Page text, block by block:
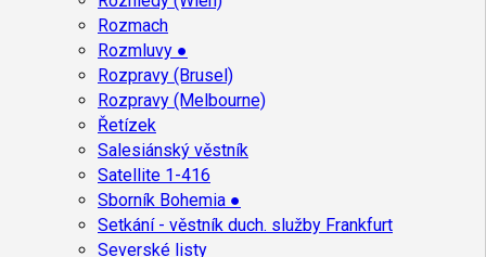
Rozmach
Rozmluvy ●
Rozpravy (Brusel)
Rozpravy (Melbourne)
Řetízek
Salesiánský věstník
Satellite 1-416
Sborník Bohemia ●
Setkání - věstník duch. služby Frankfurt
Severské listy